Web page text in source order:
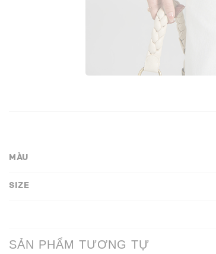
MÀU
SIZE
SẢN PHẨM TƯƠNG TỰ